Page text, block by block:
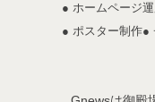
● ホームページ
● ポスター制作●